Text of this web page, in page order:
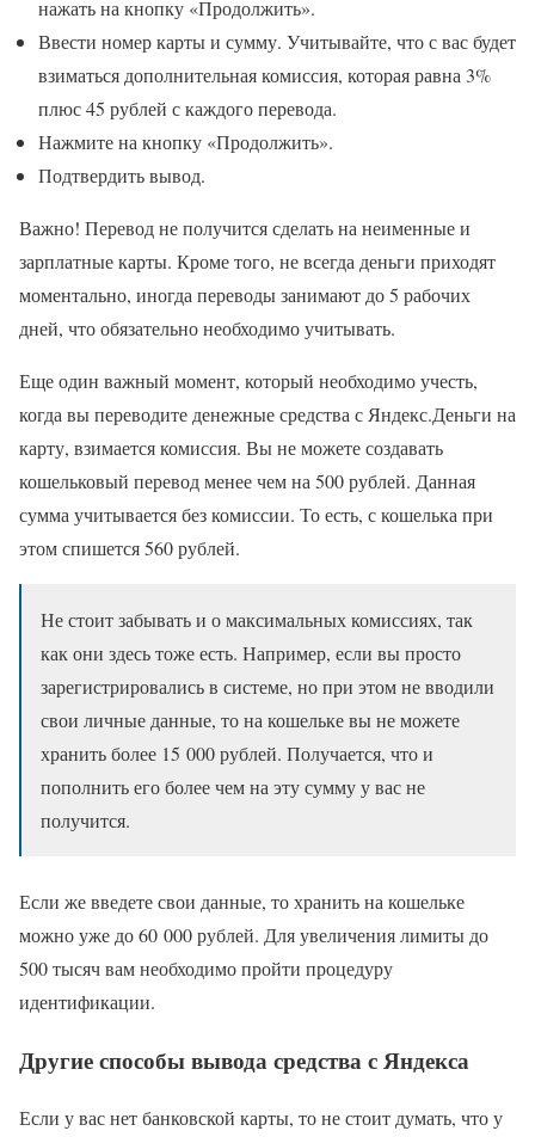
нажать на кнопку «Продолжить».
Ввести номер карты и сумму. Учитывайте, что с вас будет
взиматься дополнительная комиссия, которая равна 3%
плюс 45 рублей с каждого перевода.
Нажмите на кнопку «Продолжить».
Подтвердить вывод.
Важно! Перевод не получится сделать на неименные и
зарплатные карты. Кроме того, не всегда деньги приходят
моментально, иногда переводы занимают до 5 рабочих
дней, что обязательно необходимо учитывать.
Еще один важный момент, который необходимо учесть,
когда вы переводите денежные средства с Яндекс.Деньги на
карту, взимается комиссия. Вы не можете создавать
кошельковый перевод менее чем на 500 рублей. Данная
сумма учитывается без комиссии. То есть, с кошелька при
этом спишется 560 рублей.
Не стоит забывать и о максимальных комиссиях, так
как они здесь тоже есть. Например, если вы просто
зарегистрировались в системе, но при этом не вводили
свои личные данные, то на кошельке вы не можете
хранить более 15 000 рублей. Получается, что и
пополнить его более чем на эту сумму у вас не
получится.
Если же введете свои данные, то хранить на кошельке
можно уже до 60 000 рублей. Для увеличения лимиты до
500 тысяч вам необходимо пройти процедуру
идентификации.
Другие способы вывода средства с Яндекса
Если у вас нет банковской карты, то не стоит думать, что у